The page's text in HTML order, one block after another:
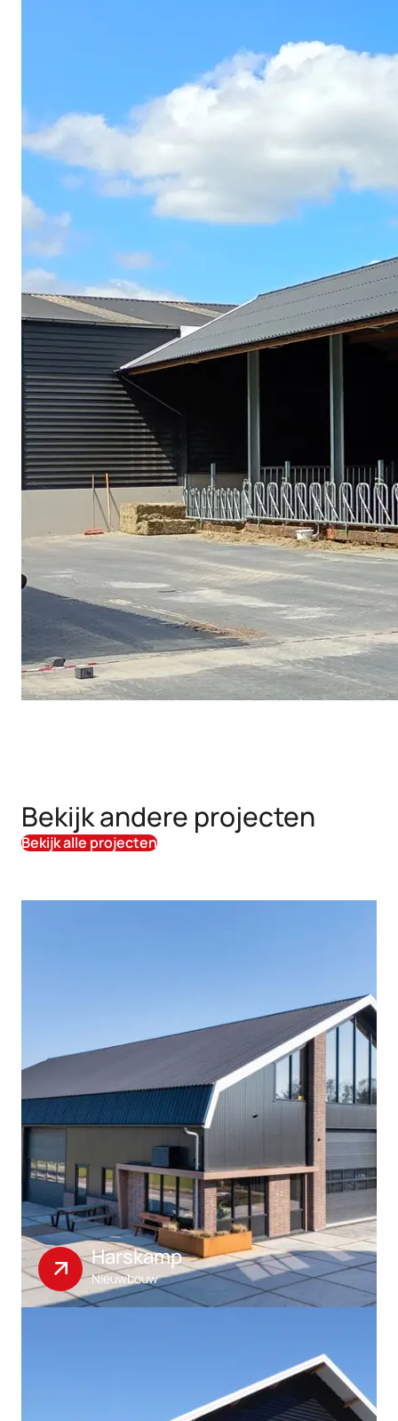
Bekijk andere projecten
Bekijk alle projecten
Harskamp
Nieuwbouw